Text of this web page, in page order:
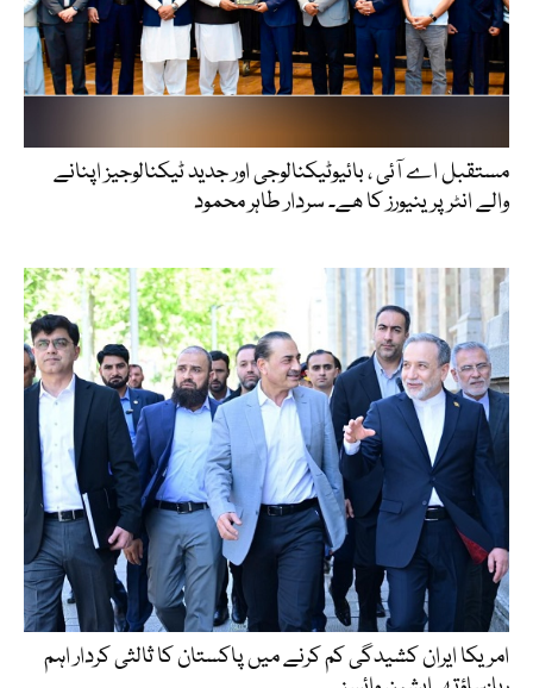
مستقبل اے آئی ، بائیوٹیکنالوجی اور جدید ٹیکنالوجیز اپنانے
والے انٹرپرینیورز کا ھے۔ سردار طاہر محمود
امریکا ایران کشیدگی کم کرنے میں پاکستان کا ثالثی کردار اہم